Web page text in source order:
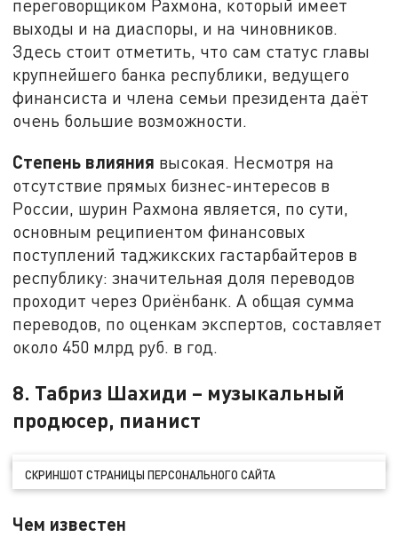
переговорщиком Рахмона, который имеет
выходы и на диаспоры, и на чиновников.
Здесь стоит отметить, что сам статус главы
крупнейшего банка республики, ведущего
финансиста и члена семьи президента даёт
очень большие возможности.
Степень влияния высокая. Несмотря на
отсутствие прямых бизнес-интересов в
России, шурин Рахмона является, по сути,
основным реципиентом финансовых
поступлений таджикских гастарбайтеров в
республику: значительная доля переводов
проходит через Ориёнбанк. А общая сумма
переводов, по оценкам экспертов, составляет
около 450 млрд руб. в год.
8. Табриз Шахиди – музыкальный
продюсер, пианист
СКРИНШОТ СТРАНИЦЫ ПЕРСОНАЛЬНОГО САЙТА
Чем известен